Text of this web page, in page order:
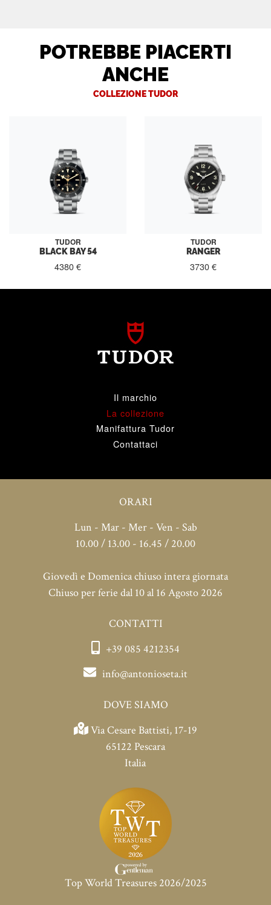
POTREBBE PIACERTI
ANCHE
COLLEZIONE TUDOR
TUDOR
BLACK BAY 54
4380 €
TUDOR
RANGER
3730 €
Il marchio
La collezione
Manifattura Tudor
Contattaci
ORARI
Lun - Mar - Mer - Ven - Sab
10.00 / 13.00 - 16.45 / 20.00
Giovedì e Domenica chiuso intera giornata
Chiuso per ferie dal 10 al 16 Agosto 2026
CONTATTI
+39 085 4212354
info@antonioseta.it
DOVE SIAMO
Via Cesare Battisti, 17-19
65122 Pescara
Italia
Top World Treasures 2026/2025